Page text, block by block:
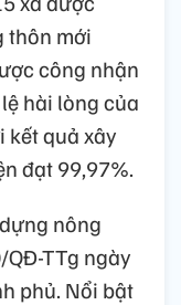
thôn mới
công nhận
hài lòng của
kết quả xây
đạt 99,97%.
nông
TTg ngày
phủ. Nổi bật